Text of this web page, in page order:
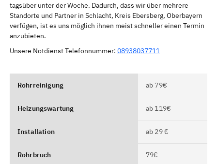
tagsüber unter der Woche. Dadurch, dass wir über mehrere
Standorte und Partner in Schlacht, Kreis Ebersberg, Oberbayern
verfügen, ist es uns möglich ihnen meist schneller einen Termin
anzubieten.
Unsere Notdienst Telefonnummer: 08938037711
Rohrreinigung ab 79€
Heizungswartung ab 119€
Installation ab 29 €
Rohrbruch 79€